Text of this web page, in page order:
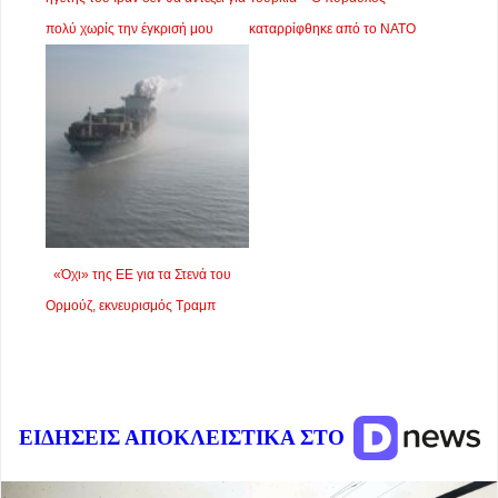
πολύ χωρίς την έγκρισή μου
καταρρίφθηκε από το ΝΑΤΟ
«Όχι» της ΕΕ για τα Στενά του
Ορμούζ, εκνευρισμός Τραμπ
ΕΙΔΗΣΕΙΣ ΑΠΟΚΛΕΙΣΤΙΚΑ ΣΤΟ